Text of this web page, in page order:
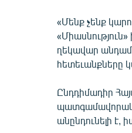
«Մենք չենք
ղեկավար անդամ
հետեւանքները
Ընդդիմադիր
անընդունելի է,